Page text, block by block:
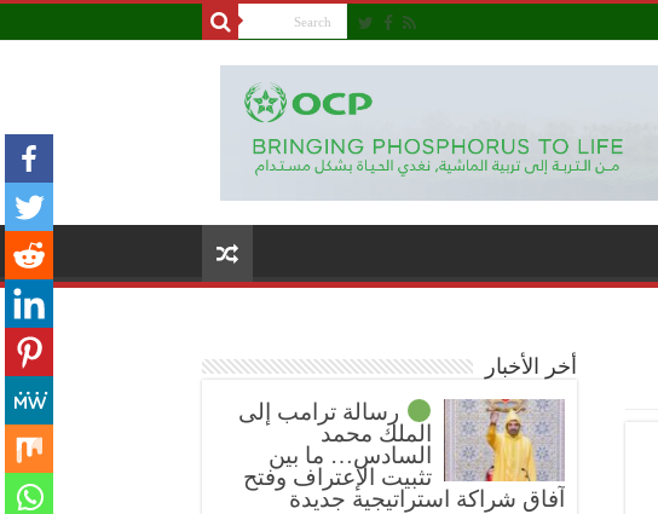
أخر الأخبار
رسالة ترامب إلى
الملك محمد
السادس… ما بين
تثبيت الإعتراف وفتح
آفاق شراكة استراتيجية جديدة